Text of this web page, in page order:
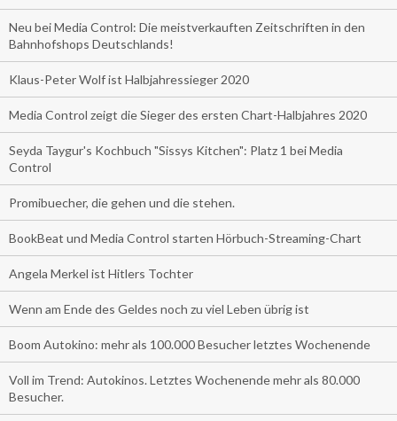
Neu bei Media Control: Die meistverkauften Zeitschriften in den
Bahnhofshops Deutschlands!
Klaus-Peter Wolf ist Halbjahressieger 2020
Media Control zeigt die Sieger des ersten Chart-Halbjahres 2020
Seyda Taygur's Kochbuch "Sissys Kitchen": Platz 1 bei Media
Control
Promibuecher, die gehen und die stehen.
BookBeat und Media Control starten Hörbuch-Streaming-Chart
Angela Merkel ist Hitlers Tochter
Wenn am Ende des Geldes noch zu viel Leben übrig ist
Boom Autokino: mehr als 100.000 Besucher letztes Wochenende
Voll im Trend: Autokinos. Letztes Wochenende mehr als 80.000
Besucher.